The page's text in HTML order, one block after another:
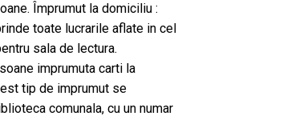
Împrumut la domiciliu :
toate lucrarile aflate in cel
sala de lectura.
imprumuta carti la
tip de imprumut se
comunala, cu un numar